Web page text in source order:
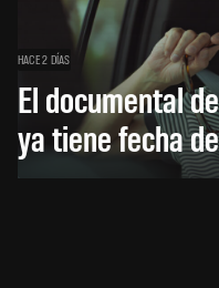
HACE 2 DÍAS
El documental
ya tiene fecha